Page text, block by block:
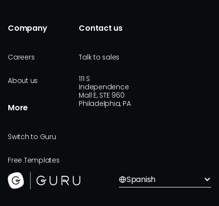
Company
Careers
About us
More
Switch to Guru
Free Templates
Contact us
Talk to sales
111 S
Independence
Mall E, STE 960
Philadelphia, PA
Spanish